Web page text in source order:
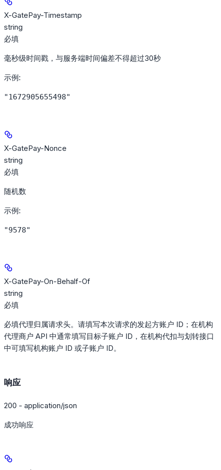
X-GatePay-Timestamp
string
必填
毫秒级时间戳，与服务端时间偏差不得超过30秒
示例:
"1672905655498"
X-GatePay-Nonce
string
必填
随机数
示例:
"9578"
X-GatePay-On-Behalf-Of
string
必填
必填代理归属请求头。请填写本次请求的发起方账户 ID；在机构
代理商户 API 中通常填写目标子账户 ID，在机构代扣与划转接口
中可填写机构账户 ID 或子账户 ID。
响应
200 - application/json
成功响应